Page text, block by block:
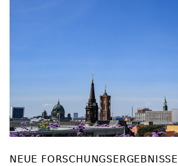
NEUE FORSCHUNGSERGEBNISSE